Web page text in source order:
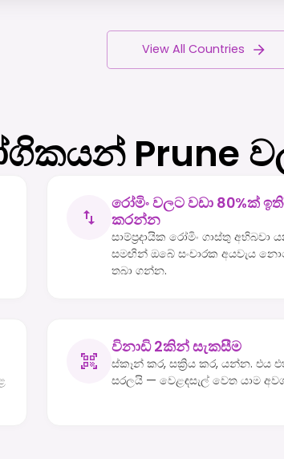
View All Countries
Prune
රෝමිං වලට වඩා 80%ක්
කරන්න
සාම්ප්‍රදායික රෝමිං ගාස්තු අභිබවා
සමඟින් ඔබේ සංචාරක අයවැය
තබා ගන්න.
විනාඩි 2කින් සැකසීම
ස්කෑන් කර, සක්‍රිය කර, යන්න. එය
සරලයි — වෙළඳසැල් වෙත යාම